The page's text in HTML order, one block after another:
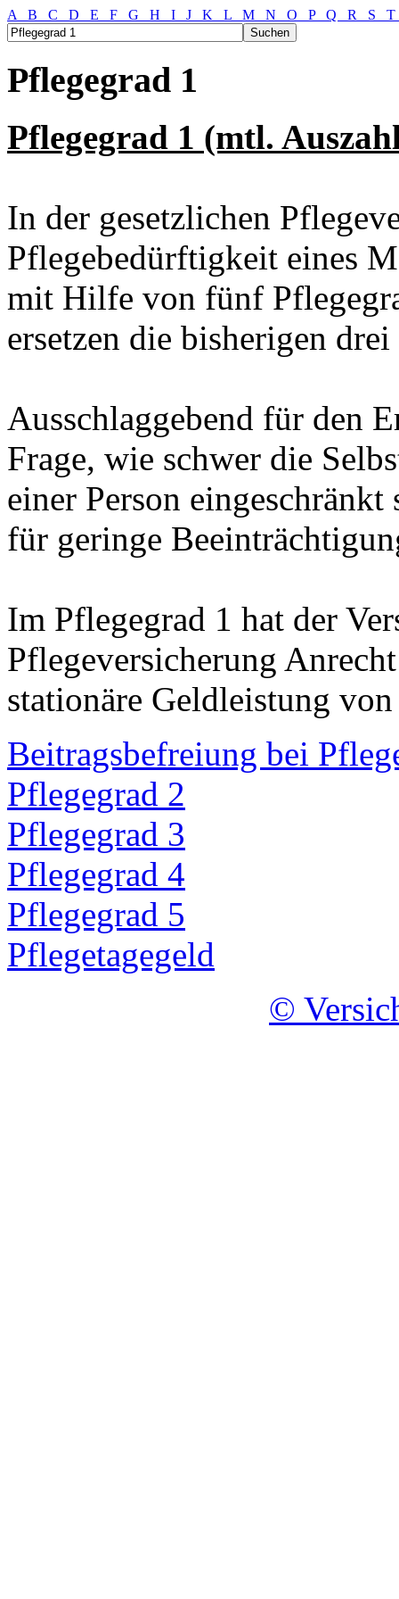
A B C D E F G H I J K L M N O P Q R S
Pflegegrad 1
Pflegegrad 1 (mtl.
In der gesetzlichen
Pflegebedürftigkeit eines
mit Hilfe von fünf
ersetzen die bisherigen
Ausschlaggebend für den
Frage, wie schwer die
einer Person
für geringe
Im Pflegegrad 1 hat der
Pflegeversicherung
stationäre Geldleistung
Beitragsbefreiung bei
Pflegegrad 2
Pflegegrad 3
Pflegegrad 4
Pflegegrad 5
Pflegetagegeld
©